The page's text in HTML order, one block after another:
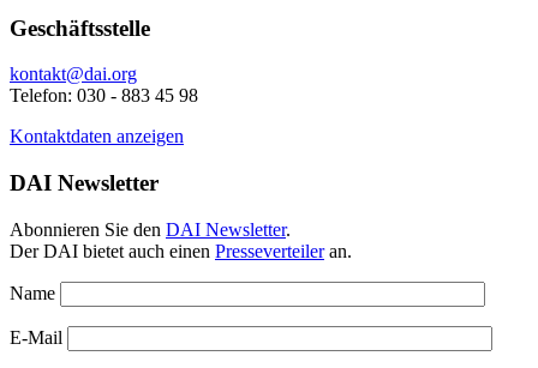
Geschäftsstelle
kontakt@dai.org
Telefon: 030 - 883 45 98
Kontaktdaten anzeigen
DAI Newsletter
Abonnieren Sie den DAI Newsletter.
Der DAI bietet auch einen Presseverteileran.
Name
E-Mail